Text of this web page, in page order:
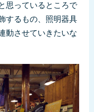
思っているところで
するもの、照明器具
動させていきたいな